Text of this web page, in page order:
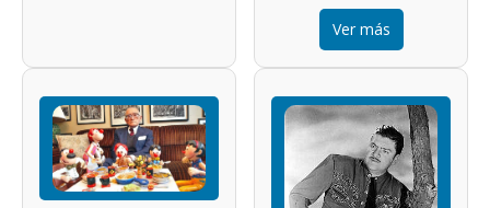
Ver más